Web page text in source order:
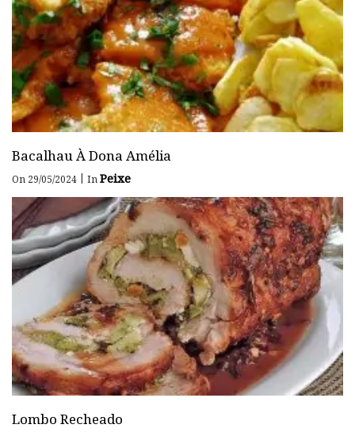
Bacalhau À Dona Amélia
On 29/05/2024 | InPeixe
Lombo Recheado